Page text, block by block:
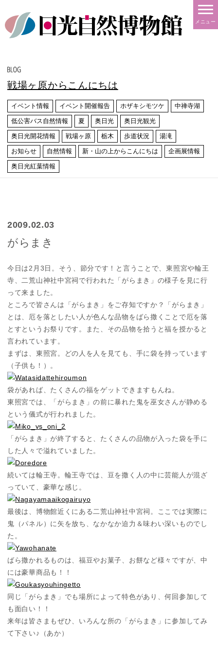
メニュー
戦場ヶ原からこんにちは
イベント情報 イベント開催報告 ホザキシモツケ 中禅寺湖
低公害バス自然情報 夏 奥日光 奥日光観光
奥日光開花情報 戦場ヶ原 栃木 歩道状況 湯滝
お知らせ 自然情報 新・山の上からこんにちは 企画展情報
奥日光紅葉情報
2009.02.03
がらまき
今日は2月3日。そう、節分です！と言うことで、東照宮や輪王
寺、二荒山神社中宮祠で行われた「がらまき」の様子を見に行
って来ました。
ところで皆さんは「がらまき」をご存知ですか？「がらまき」
とは、厄を落としたい人が色んな品物をばら撒くことで厄を落
とすというお祭りです。また、その品物を拾うと福を授かると
言われています。
まずは、東照宮。どの人を人を見ても、手に袋を持っています
（子供も！）。
袋があれば、たくさんの福をゲットできますもんね。
東照宮では、「がらまき」の前に暴れた鬼を巫女さんが静める
という儀式が行われました。
「がらまき」が終了すると、たくさんの品物が入った袋を手に
した人々で溢れていました。
続いては輪王寺。輪王寺では、豆を撒く人の中に芸能人が混ざ
っていて、豪華な感じ。
最後は、博物館近くにある二荒山神社中宮祠。ここでは実際に
鬼（パネル）に矢を放ち、なかなか迫力＆味わい深いものでし
た。
ばら撒かれるものは、福豆やお菓子、お餅など様々ですが、中
には豪華商品も！！
同じ「がらまき」でも場所によって特色があり、何回参加して
も面白い！！
来年は皆さまもぜひ、いろんな所の「がらまき」に参加してみ
て下さい♪（あか）